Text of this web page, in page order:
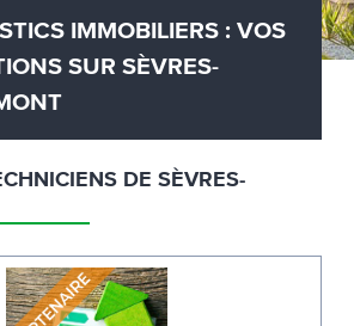
IMMOBILIERS : VOS
SUR SÈVRES-
DE SÈVRES-